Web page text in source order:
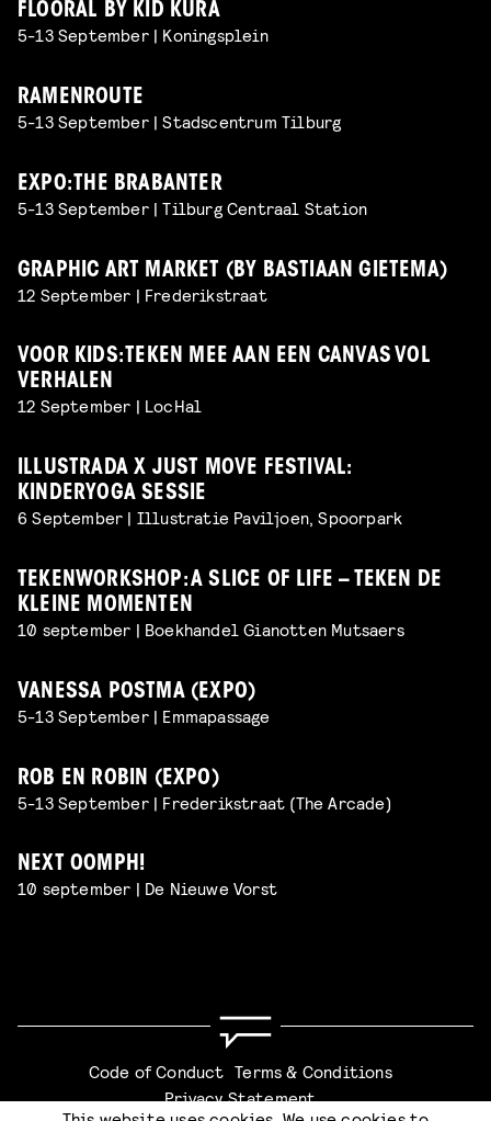
FLOORAL BY KID KURA
5-13 September | Koningsplein
RAMENROUTE
5-13 September | Stadscentrum Tilburg
EXPO: THE BRABANTER
5-13 September | Tilburg Centraal Station
GRAPHIC ART MARKET (BY BASTIAAN GIETEMA)
12 September | Frederikstraat
VOOR KIDS: TEKEN MEE AAN EEN CANVAS VOL
VERHALEN
12 September | LocHal
ILLUSTRADA X JUST MOVE FESTIVAL:
KINDERYOGA SESSIE
6 September | Illustratie Paviljoen, Spoorpark
TEKENWORKSHOP: A SLICE OF LIFE – TEKEN DE
KLEINE MOMENTEN
10 september | Boekhandel Gianotten Mutsaers
VANESSA POSTMA (EXPO)
5-13 September | Emmapassage
ROB EN ROBIN (EXPO)
5-13 September | Frederikstraat (The Arcade)
NEXT OOMPH!
10 september | De Nieuwe Vorst
Code of Conduct Terms & Conditions
Privacy Statement